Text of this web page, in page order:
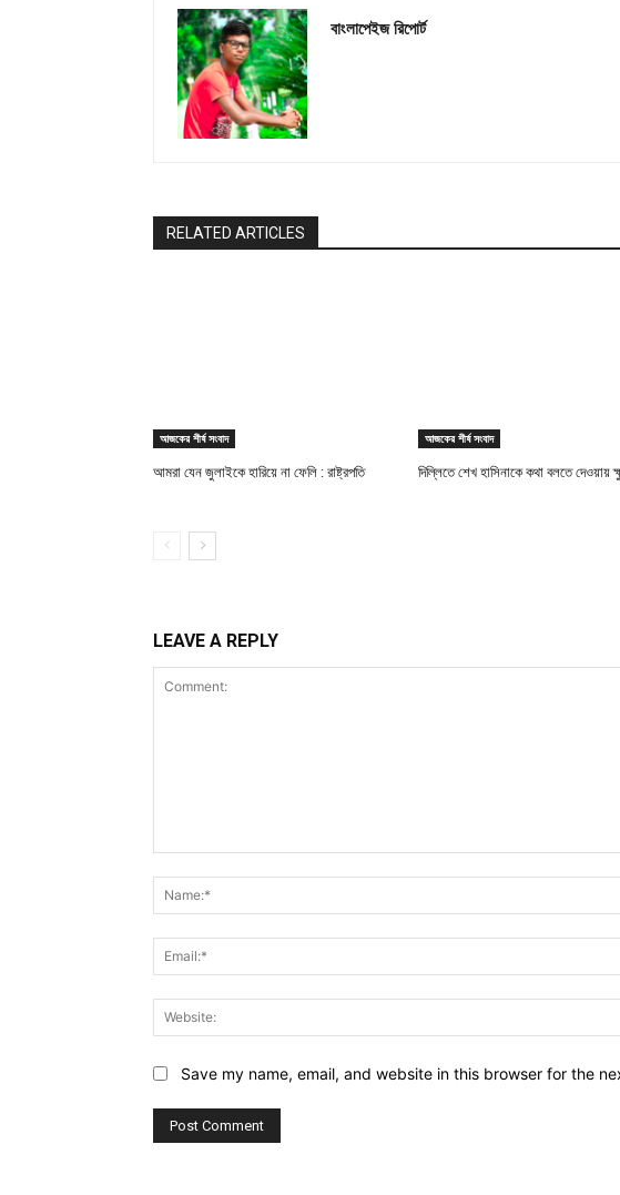
বাংলাপেইজ রিপোর্ট
RELATED ARTICLES
আজকের শীর্ষ সংবাদ
আমরা যেন জুলাইকে হারিয়ে না ফেলি : রাষ্ট্রপতি
আজকের শীর্ষ সংবাদ
দিল্লিতে শেখ হাসিনাকে কথা বলতে দেওয়ায়
LEAVE A REPLY
Save my name, email, and website in this browser for the